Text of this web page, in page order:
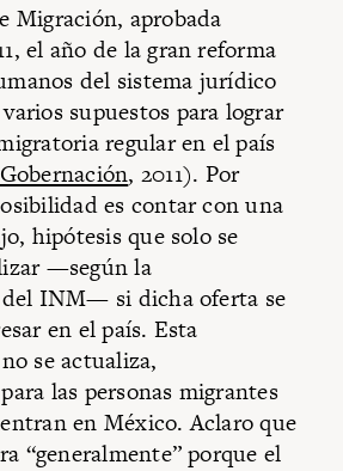
Migración, aprobada
el año de la gran reforma
del sistema jurídico
supuestos para lograr
regular en el país
, 2011). Por
es contar con una
hipótesis que solo se
—según la
INM— si dicha oferta se
en el país. Esta
se actualiza,
las personas migrantes
en México. Aclaro que
“generalmente” porque el